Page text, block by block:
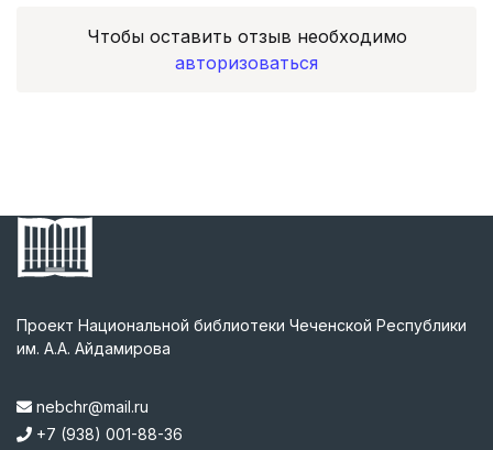
Чтобы оставить отзыв необходимо
авторизоваться
Проект Национальной библиотеки Чеченской Республики
им. А.А. Айдамирова
nebchr@mail.ru
+7 (938) 001-88-36